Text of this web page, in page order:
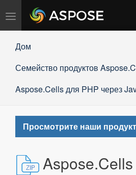
Переключить
навигацию
Дом
Семейство продуктов
Aspose.Cells для PHP через
Просмотрите наши